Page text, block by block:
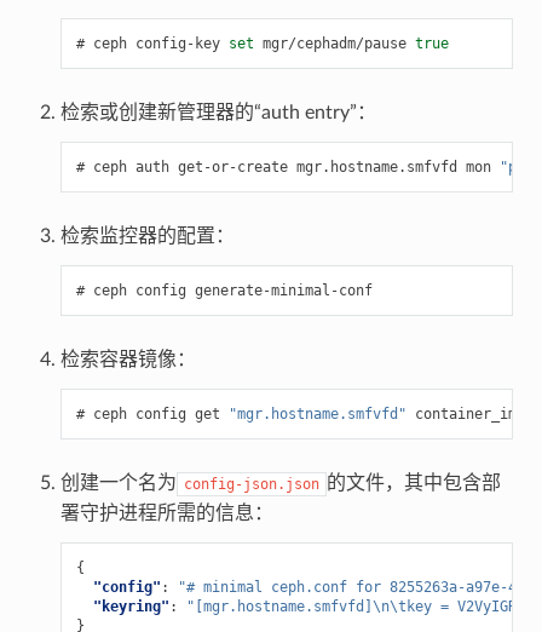
ceph config-key set mgr/cephadm/pause true
检索或创建新管理器的“auth entry”：
ceph auth get-or-create mgr.hostname.smfvfd mon
检索监控器的配置：
ceph config generate-minimal-conf
检索容器镜像：
ceph config get "mgr.hostname.smfvfd" container_image
创建一个名为 config-json.json 的文件，其中包含部
署守护进程所需的信息：
{
"config" :
"# minimal ceph.conf for 8255263a-a97e-
"keyring" :
"[mgr.hostname.smfvfd]\n\tkey =
}